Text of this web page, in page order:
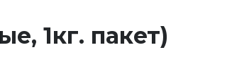
1кг. пакет)